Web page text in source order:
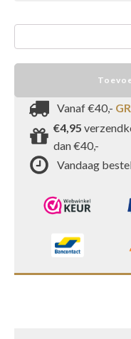
puur
paaseitjes
Vanaf €40,-
€4,95
dan €40,-
Vandaag